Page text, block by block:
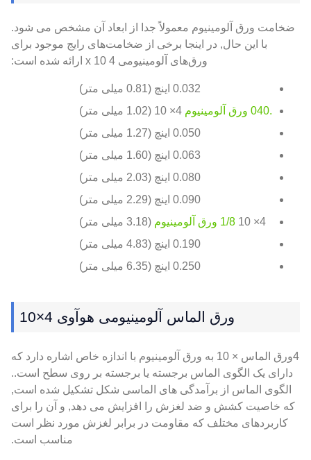
ضخامت ورق آلومینیوم معمولاً جدا از ابعاد آن مشخص می شود.
با این حال, در اینجا برخی از ضخامت‌های رایج موجود برای
ورق‌های آلومینیومی 4 x 10 ارائه شده است:
0.032 اینچ (0.81 میلی متر)
.040 ورق آلومینیوم
0.050 اینچ (1.27 میلی متر)
0.063 اینچ (1.60 میلی متر)
0.080 اینچ (2.03 میلی متر)
0.090 اینچ (2.29 میلی متر)
4× 10
1/8 ورق آلومینیوم
(3.18 میلی متر)
0.190 اینچ (4.83 میلی متر)
0.250 اینچ (6.35 میلی متر)
ورق الماس آلومینیومی هوآوی 4×10
4ورق الماس × 10 به ورق آلومینیوم با اندازه خاص اشاره دارد که
دارای یک الگوی الماس برجسته یا برجسته بر روی سطح است..
الگوی الماس از برآمدگی های الماسی شکل تشکیل شده است,
که خاصیت کشش و ضد لغزش را افزایش می دهد, و آن را برای
کاربردهای مختلف که مقاومت در برابر لغزش مورد نظر است
مناسب است.